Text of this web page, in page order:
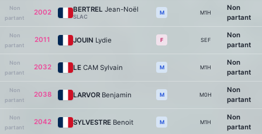
Non
partant
2002 BERTREL Jean-Noël
SLAC
M M1H
Non
partant
Non
partant
2011 JOUIN Lydie F SEF
Non
partant
Non
partant
2032 LE CAM Sylvain M M1H
Non
partant
Non
partant
2038 LARVOR Benjamin M M0H
Non
partant
Non
partant
2042 SYLVESTRE Benoit M M1H
Non
partant